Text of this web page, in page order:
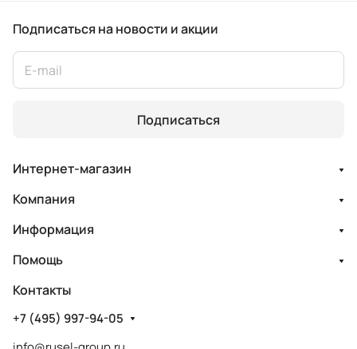
Подписаться на новости и акции
Подписаться
Интернет-магазин
Компания
Информация
Помощь
Контакты
+7 (495) 997-94-05